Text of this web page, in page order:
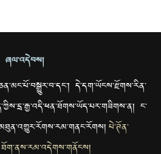
ཞལ་འདེབས།
དེ་དག་ཡོངས་རྫོགས་རིན་
ང་
པེ་ཊོན་